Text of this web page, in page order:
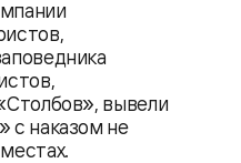
вывели
с наказом не